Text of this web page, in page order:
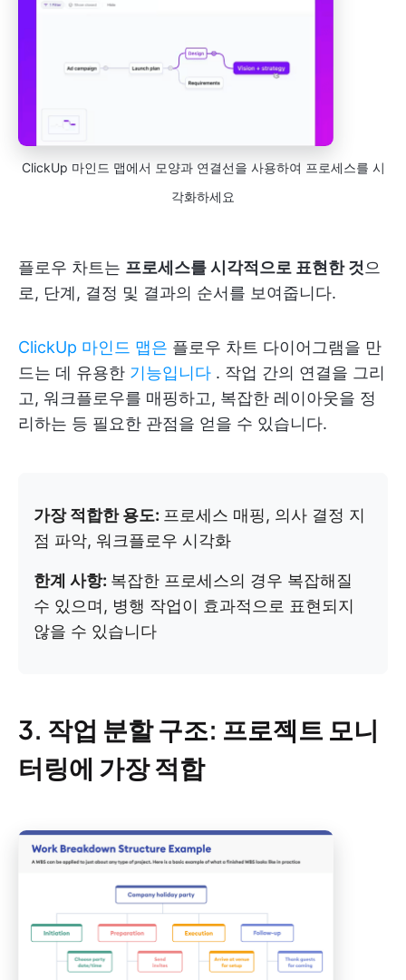
ClickUp 마인드 맵에서 모양과 연결선을 사용하여 프로세스를 시
각화하세요
플로우 차트는 프로세스를 시각적으로 표현한 것 으
로, 단계, 결정 및 결과의 순서를 보여줍니다.
ClickUp 마인드 맵은 플로우 차트 다이어그램을 만
드는 데 유용한 기능입니다 . 작업 간의 연결을 그리
고, 워크플로우를 매핑하고, 복잡한 레이아웃을 정
리하는 등 필요한 관점을 얻을 수 있습니다.
가장 적합한 용도: 프로세스 매핑, 의사 결정 지
점 파악, 워크플로우 시각화
한계 사항: 복잡한 프로세스의 경우 복잡해질
수 있으며, 병행 작업이 효과적으로 표현되지
않을 수 있습니다
3. 작업 분할 구조: 프로젝트 모니
터링에 가장 적합